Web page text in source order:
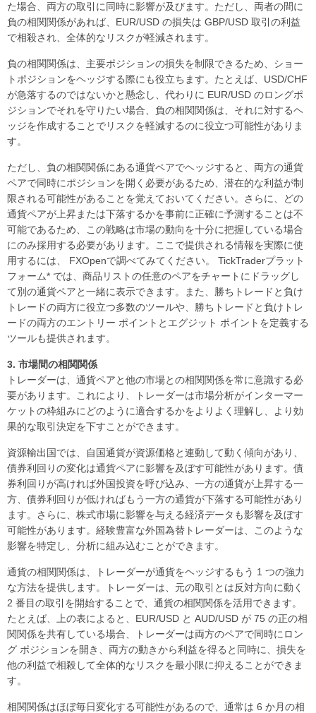
た場合、両方の取引に同時に影響が及びます。ただし、両者の間に
負の相関関係があれば、EUR/USD の損失は GBP/USD 取引の利益
で相殺され、全体的なリスクが軽減されます。
負の相関関係は、主要ポジションの損失を制限できるため、ショー
トポジションをヘッジする際にも役立ちます。たとえば、USD/CHF
が急落するのではないかと懸念し、代わりに EUR/USD のロングポ
ジションでそれを守りたい場合、負の相関関係は、それに対するヘ
ッジを作成することでリスクを軽減するのに役立つ可能性がありま
す。
ただし、負の相関関係にある通貨ペアでヘッジすると、両方の通貨
ペアで同時にポジションを開く必要があるため、潜在的な利益が制
限される可能性があることを覚えておいてください。さらに、どの
通貨ペアが上昇または下落するかを事前に正確に予測することは不
可能であるため、この戦略は市場の動向を十分に把握している場合
にのみ採用する必要があります。ここで提供される情報を実際に使
用するには、 FXOpenで調べてみてください。 TickTraderプラット
フォーム* では、商品リストの任意のペアをチャートにドラッグし
て別の通貨ペアと一緒に表示できます。また、勝ちトレードと負け
トレードの両方に役立つ多数のツールや、勝ちトレードと負けトレ
ードの両方のエントリー ポイントとエグジット ポイントを定義する
ツールも提供されます。
3. 市場間の相関関係
トレーダーは、通貨ペアと他の市場との相関関係を常に意識する必
要があります。これにより、トレーダーは市場分析がインターマー
ケットの枠組みにどのように適合するかをよりよく理解し、より効
果的な取引決定を下すことができます。
資源輸出国では、自国通貨が資源価格と連動して動く傾向があり、
債券利回りの変化は通貨ペアに影響を及ぼす可能性があります。債
券利回りが高ければ外国投資を呼び込み、一方の通貨が上昇する一
方、債券利回りが低ければもう一方の通貨が下落する可能性があり
ます。さらに、株式市場に影響を与える経済データも影響を及ぼす
可能性があります。経験豊富な外国為替トレーダーは、このような
影響を特定し、分析に組み込むことができます。
通貨の相関関係は、トレーダーが通貨をヘッジするもう 1 つの強力
な方法を提供します。トレーダーは、元の取引とは反対方向に動く
2 番目の取引を開始することで、通貨の相関関係を活用できます。
たとえば、上の表によると、EUR/USD と AUD/USD が 75 の正の相
関関係を共有している場合、トレーダーは両方のペアで同時にロン
グ ポジションを開き、両方の動きから利益を得ると同時に、損失を
他の利益で相殺して全体的なリスクを最小限に抑えることができま
す。
相関関係はほぼ毎日変化する可能性があるので、通常は 6 か月の相